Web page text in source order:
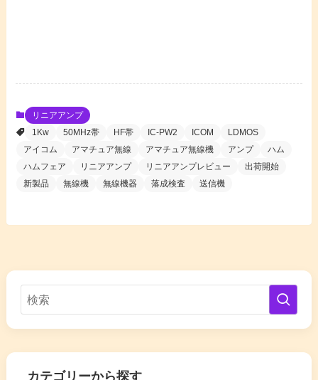
リニアアンプ
1Kw
50MHz帯 HF帯 IC-PW2 ICOM
LDMOS
アイコム
アマチュア無線 アマチュア無線機 アンプ
ハム
ハムフェア
リニアアンプ リニアアンプレビュー
出荷開始
新製品
無線機 無線機器 落成検査 送信機
カテゴリーから探す